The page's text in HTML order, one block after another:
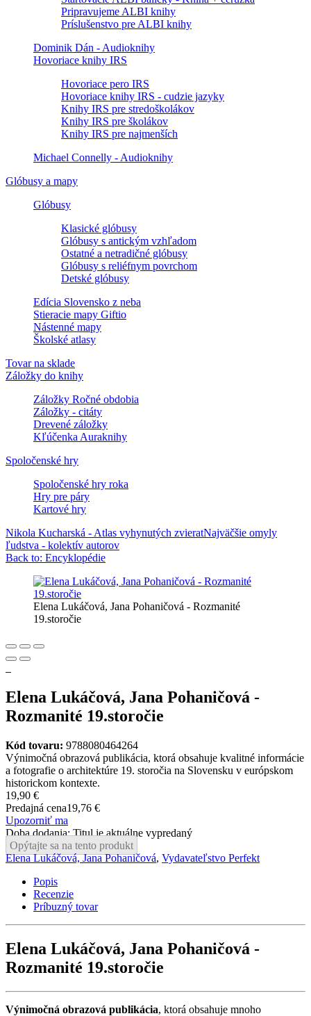
Pripravujeme ALBI knihy
Príslušenstvo pre ALBI knihy
Dominik Dán - Audioknihy
Hovoriace knihy IRS
Hovoriace pero IRS
Hovoriace knihy IRS - cudzie jazyky
Knihy IRS pre stredoškolákov
Knihy IRS pre školákov
Knihy IRS pre najmenších
Michael Connelly - Audioknihy
Glóbusy a mapy
Glóbusy
Klasické glóbusy
Glóbusy s antickým vzhľadom
Ostatné a netradičné glóbusy
Glóbusy s reliéfnym povrchom
Detské glóbusy
Edícia Slovensko z neba
Stieracie mapy Giftio
Nástenné mapy
Školské atlasy
Tovar na sklade
Záložky do knihy
Záložky Ročné obdobia
Záložky - citáty
Drevené záložky
Kľúčenka Auraknihy
Spoločenské hry
Spoločenské hry roka
Hry pre páry
Kartové hry
Nikola Kucharská - Atlas vyhynutých zvieratNajväčšie omyly
ľudstva - kolektív autorov
Back to: Encyklopédie
Elena Lukáčová, Jana Pohaničová - Rozmanité
19.storočie
Elena Lukáčová, Jana Pohaničová -
Rozmanité 19.storočie
Kód tovaru: 9788080464264
Výnimočná obrazová publikácia, ktorá obsahuje kvalitné informácie
a fotografie o architektúre 19. storočia na Slovensku v európskom
historickom kontexte.
19,90 €
Predajná cena19,76 €
Upozorniť ma
Doba dodania: Titul je aktuálne vypredaný
Opýtajte sa na tento produkt
Elena Lukáčová, Jana Pohaničová, Vydavateľstvo Perfekt
Popis
Recenzie
Príbuzný tovar
Elena Lukáčová, Jana Pohaničová -
Rozmanité 19.storočie
Výnimočná obrazová publikácia, ktorá obsahuje mnoho